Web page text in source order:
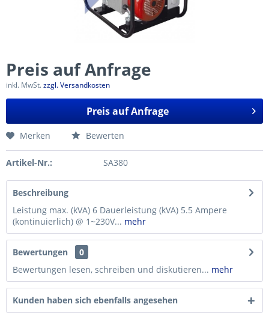
Preis auf Anfrage
inkl. MwSt.zzgl. Versandkosten
Preis auf Anfrage
Merken Bewerten
Artikel-Nr.: SA380
Beschreibung
Leistung max. (kVA) 6 Dauerleistung (kVA) 5.5 Ampere
(kontinuierlich) @ 1~230V... mehr
Bewertungen
0
Bewertungen lesen, schreiben und diskutieren... mehr
Kunden haben sich ebenfalls angesehen